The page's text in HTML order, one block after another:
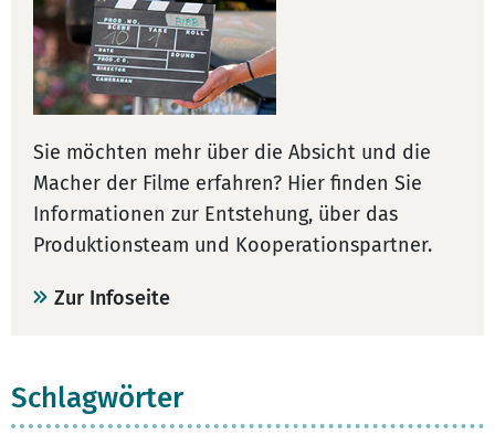
Sie möchten mehr über die Absicht und die
Macher der Filme erfahren? Hier finden Sie
Informationen zur Entstehung, über das
Produktionsteam und Kooperationspartner.
Zur Infoseite
Schlagwörter